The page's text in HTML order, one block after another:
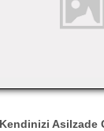
Asilzade